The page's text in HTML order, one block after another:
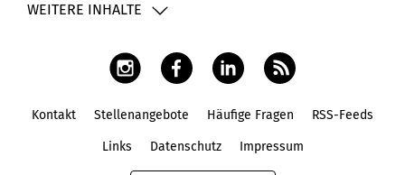
WEITERE INHALTE
Kontakt Stellenangebote Häufige Fragen RSS-Feeds
Links Datenschutz Impressum